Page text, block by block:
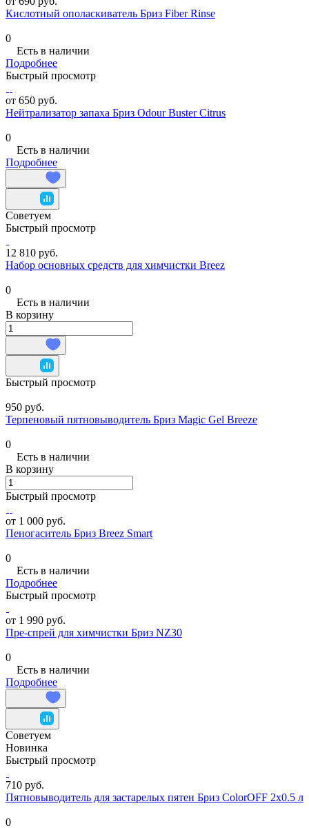
Кислотный ополаскиватель Бриз Fiber Rinse
0
Есть в наличии
Подробнее
Быстрый просмотр
от 650 руб.
Нейтрализатор запаха Бриз Odour Buster Citrus
0
Есть в наличии
Подробнее
Советуем
Быстрый просмотр
12 810 руб.
Набор основных средств для химчистки Breez
0
Есть в наличии
В корзину
Быстрый просмотр
950 руб.
Терпеновый пятновыводитель Бриз Magic Gel Breeze
0
Есть в наличии
В корзину
Быстрый просмотр
от 1 000 руб.
Пеногаситель Бриз Breez Smart
0
Есть в наличии
Подробнее
Быстрый просмотр
от 1 990 руб.
Пре-спрей для химчистки Бриз NZ30
0
Есть в наличии
Подробнее
Советуем
Новинка
Быстрый просмотр
710 руб.
Пятновыводитель для застарелых пятен Бриз ColorOFF 2х0.5 л
0